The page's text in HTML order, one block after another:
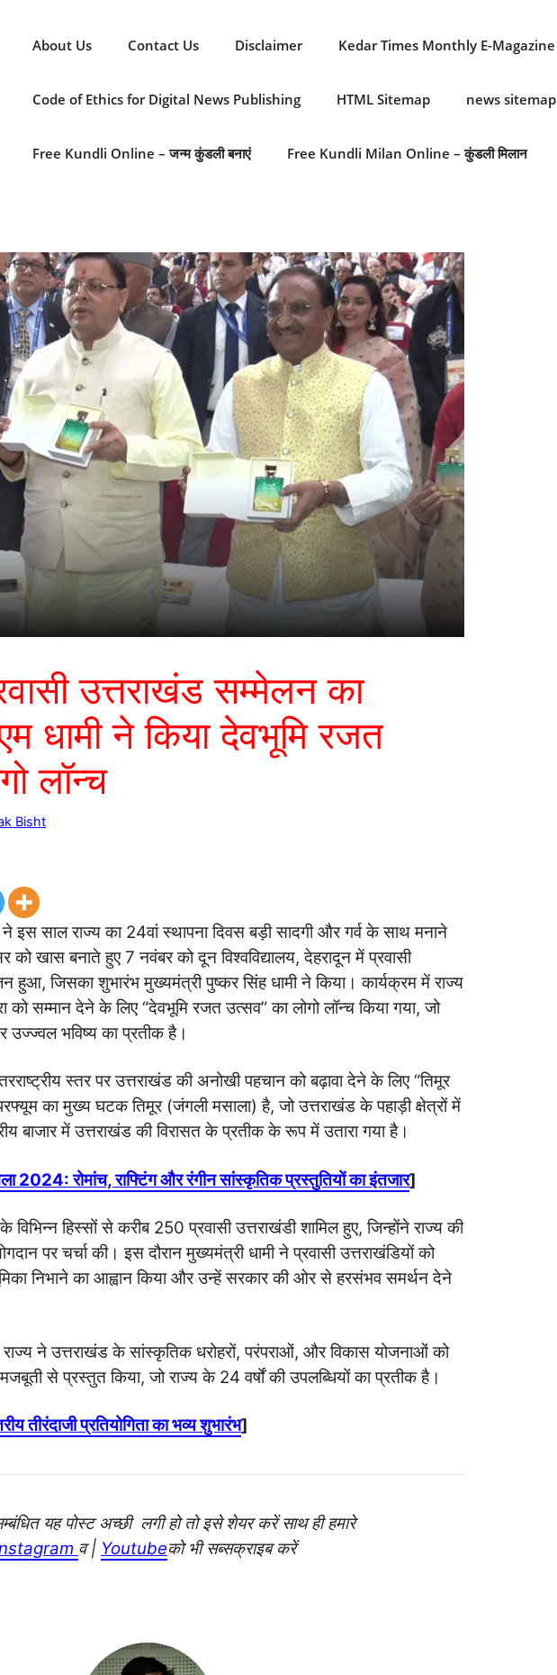
About Us Contact Us Disclaimer Kedar Times Monthly E-Magazine
Code of Ethics for Digital News Publishing HTML Sitemap news sitemap
Free Kundli Online – जन्म कुंडली बनाएं Free Kundli Milan Online – कुंडली मिलान
उत्तराखंड सम्मेलन का
धामी ने किया देवभूमि रजत
लॉन्च
Bisht
इस साल राज्य का 24वां स्थापना दिवस बड़ी सादगी और गर्व के साथ मनाने
को खास बनाते हुए 7 नवंबर को दून विश्वविद्यालय, देहरादून में प्रवासी
हुआ, जिसका शुभारंभ मुख्यमंत्री पुष्कर सिंह धामी ने किया। कार्यक्रम में राज्य
सम्मान देने के लिए “देवभूमि रजत उत्सव” का लोगो लॉन्च किया गया, जो
उज्ज्वल भविष्य का प्रतीक है।
स्तर पर उत्तराखंड की अनोखी पहचान को बढ़ावा देने के लिए “तिमूर
का मुख्य घटक तिमूर (जंगली मसाला) है, जो उत्तराखंड के पहाड़ी क्षेत्रों में
बाजार में उत्तराखंड की विरासत के प्रतीक के रूप में उतारा गया है।
2024: रोमांच, राफ्टिंग और रंगीन सांस्कृतिक प्रस्तुतियों का इंतजार]
हिस्सों से करीब 250 प्रवासी उत्तराखंडी शामिल हुए, जिन्होंने राज्य की
पर चर्चा की। इस दौरान मुख्यमंत्री धामी ने प्रवासी उत्तराखंडियों को
निभाने का आह्वान किया और उन्हें सरकार की ओर से हरसंभव समर्थन देने
ने उत्तराखंड के सांस्कृतिक धरोहरों, परंपराओं, और विकास योजनाओं को
से प्रस्तुत किया, जो राज्य के 24 वर्षों की उपलब्धियों का प्रतीक है।
तीरंदाजी प्रतियोगिता का भव्य शुभारंभ]
यह पोस्ट अच्छी लगी हो तो इसे शेयर करें साथ ही हमारे
व | Youtubeको भी सब्सक्राइब करें